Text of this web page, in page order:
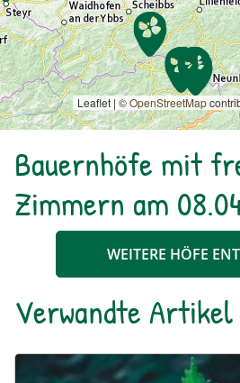
Leaflet | ©OpenStreetMap
Bauernhöfe mit
Zimmern am
WEITERE HÖFE
Verwandte Artikel
Die Brennnessel –